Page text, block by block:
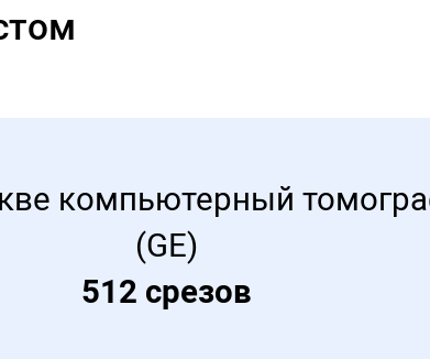
компьютерный
(GE)
512 срезов